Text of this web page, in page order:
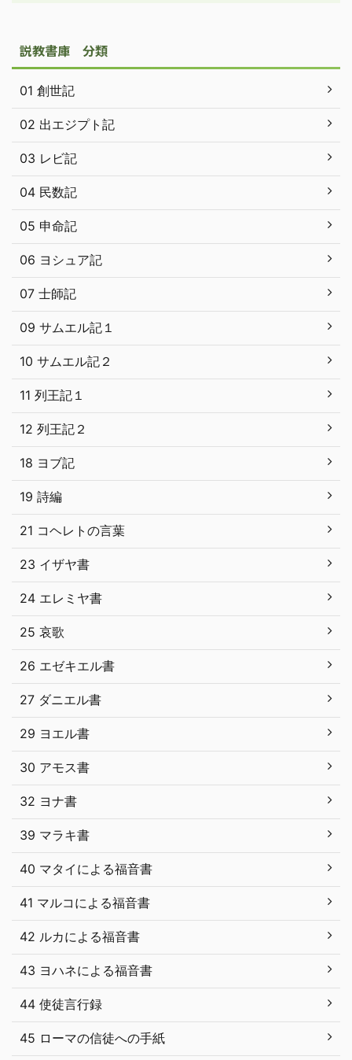
説教書庫 分類
01 創世記
02 出エジプト記
03 レビ記
04 民数記
05 申命記
06 ヨシュア記
07 士師記
09 サムエル記１
10 サムエル記２
11 列王記１
12 列王記２
18 ヨブ記
19 詩編
21 コヘレトの言葉
23 イザヤ書
24 エレミヤ書
25 哀歌
26 エゼキエル書
27 ダニエル書
29 ヨエル書
30 アモス書
32 ヨナ書
39 マラキ書
40 マタイによる福音書
41 マルコによる福音書
42 ルカによる福音書
43 ヨハネによる福音書
44 使徒言行録
45 ローマの信徒への手紙